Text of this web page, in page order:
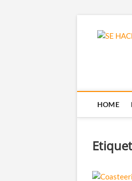
HOME